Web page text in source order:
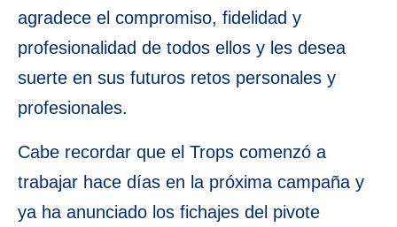
agradece el compromiso, fidelidad y
profesionalidad de todos ellos y les desea
suerte en sus futuros retos personales y
profesionales.
Cabe recordar que el Trops comenzó a
trabajar hace días en la próxima campaña y
ya ha anunciado los fichajes del pivote